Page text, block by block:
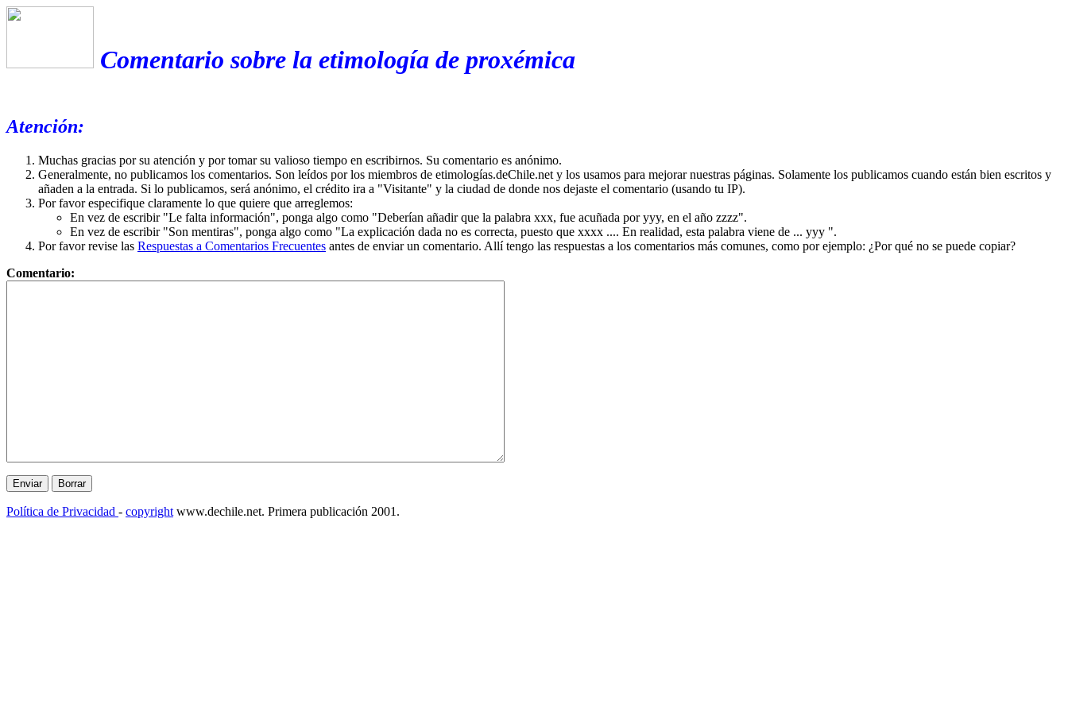
Comentario sobre la etimología de proxémica
Atención:
Muchas gracias por su atención y por tomar su valioso tiempo en escribirnos. Su comentario es anónimo.
Generalmente, no publicamos los comentarios. Son leídos por los miembros de etimologías.deChile.net y los usamos para mejorar nuestras páginas. Solamente los publicamos cuando están bien escritos y
añaden a la entrada. Si lo publicamos, será anónimo, el crédito ira a "Visitante" y la ciudad de donde nos dejaste el comentario (usando tu IP).
Por favor especifique claramente lo que quiere que arreglemos:
En vez de escribir "Le falta información", ponga algo como "Deberían añadir que la palabra xxx, fue acuñada por yyy, en el año zzzz".
En vez de escribir "Son mentiras", ponga algo como "La explicación dada no es correcta, puesto que xxxx .... En realidad, esta palabra viene de ... yyy ".
Por favor revise las Respuestas a Comentarios Frecuentes antes de enviar un comentario. Allí tengo las respuestas a los comentarios más comunes, como por ejemplo: ¿Por qué no se puede copiar?
Comentario:
Política de Privacidad - copyright www.dechile.net. Primera publicación 2001.